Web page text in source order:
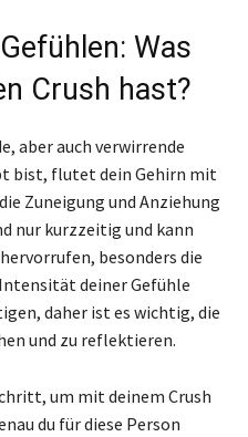
Was
Crush hast?
aber auch verwirrende
bist, flutet dein Gehirn mit
Zuneigung und Anziehung
nur kurzzeitig und kann
besonders die
deiner Gefühle
daher ist es wichtig, die
und zu reflektieren.
um mit deinem Crush
du für diese Person